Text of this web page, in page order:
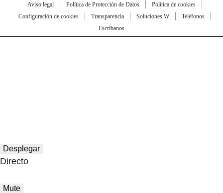
Aviso legal Política de Protección de Datos
Política de cookies
Configuración de cookies
Transparencia Soluciones W
Teléfonos
Escríbanos
Desplegar
Directo
Mute